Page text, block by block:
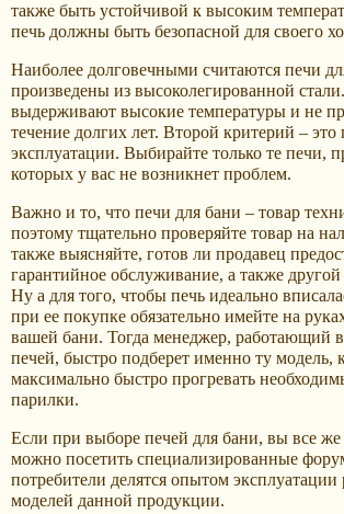
также быть устойчивой к высоким
печь должны быть безопасной для своего
Наиболее долговечными считаются печи
произведены из высоколегированной
выдерживают высокие температуры и не
течение долгих лет. Второй критерий – это
эксплуатации. Выбирайте только те печи,
которых у вас не возникнет проблем.
Важно и то, что печи для бани – товар
поэтому тщательно проверяйте товар на
также выясняйте, готов ли продавец
гарантийное обслуживание, а также
Ну а для того, чтобы печь идеально
при ее покупке обязательно имейте на
вашей бани. Тогда менеджер, работающий
печей, быстро подберет именно ту модель,
максимально быстро прогревать
парилки.
Если при выборе печей для бани, вы все же
можно посетить специализированные
потребители делятся опытом
моделей данной продукции.